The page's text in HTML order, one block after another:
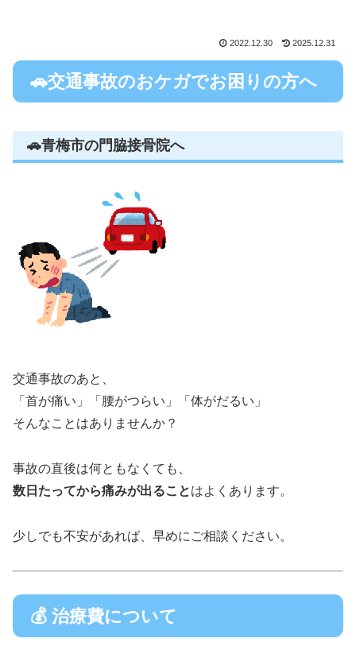
2022.12.30 2025.12.31
🚗交通事故のおケガでお困りの方へ
🚗青梅市の門脇接骨院へ
交通事故のあと、
「首が痛い」「腰がつらい」「体がだるい」
そんなことはありませんか？
事故の直後は何ともなくても、
数日たってから痛みが出ることはよくあります。
少しでも不安があれば、早めにご相談ください。
💰 治療費について